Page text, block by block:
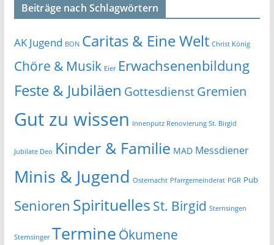
Beiträge nach Schlagwörtern
AK Jugend BON Caritas & Eine Welt Christ König
Chöre & Musik Eier Erwachsenenbildung
Feste & Jubiläen GottesdienstGremien
Gut zu wissen Innenputz Renovierung St. Birgid
Jubilate Deo Kinder & Familie MAD Messdiener
Minis & Jugend Osternacht Pfarrgemeinderat PGR Pub
Senioren Spirituelles St. Birgid Sternsingen
Sternsinger Termine Ökumene